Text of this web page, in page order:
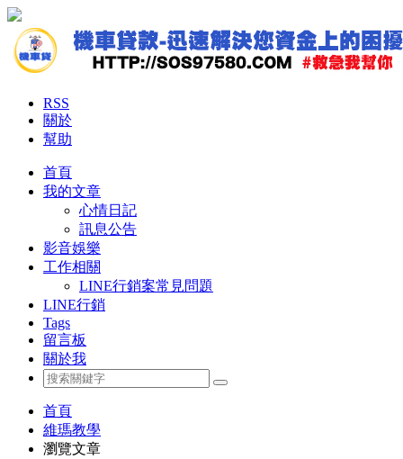
RSS
關於
幫助
首頁
我的文章
心情日記
訊息公告
影音娛樂
工作相關
LINE行銷案常見問題
LINE行銷
Tags
留言板
關於我
首頁
維瑪教學
瀏覽文章